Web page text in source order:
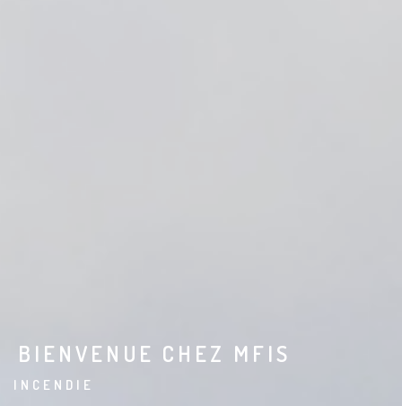
BIENVENUE CHEZ MFIS
FORMATI